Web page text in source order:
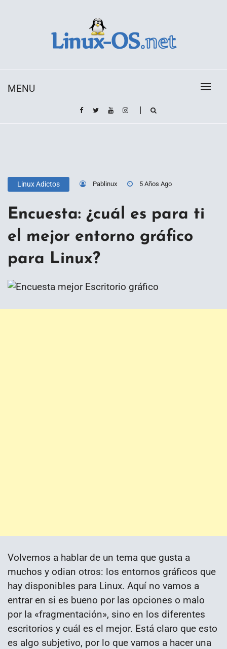
MENU
Linux Adictos Pablinux 5 Años Ago
Encuesta: ¿cuál es para ti
el mejor entorno gráfico
para Linux?
Volvemos a hablar de un tema que gusta a
muchos y odian otros: los entornos gráficos que
hay disponibles para Linux. Aquí no vamos a
entrar en si es bueno por las opciones o malo
por la «fragmentación», sino en los diferentes
escritorios y cuál es el mejor. Está claro que esto
es algo subjetivo, por lo que vamos a hacer una